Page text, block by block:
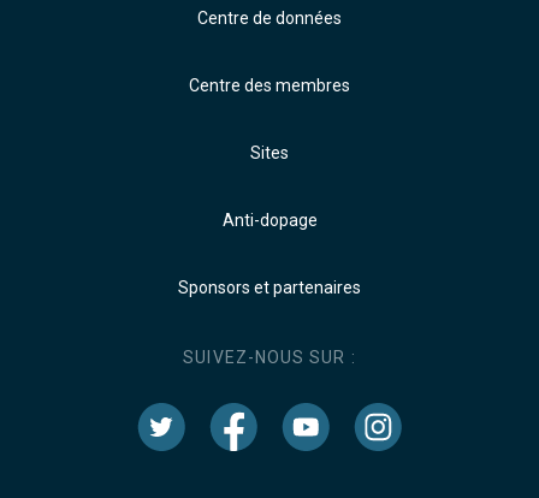
Centre de données
Centre des membres
Sites
Anti-dopage
Sponsors et partenaires
SUIVEZ-NOUS SUR :